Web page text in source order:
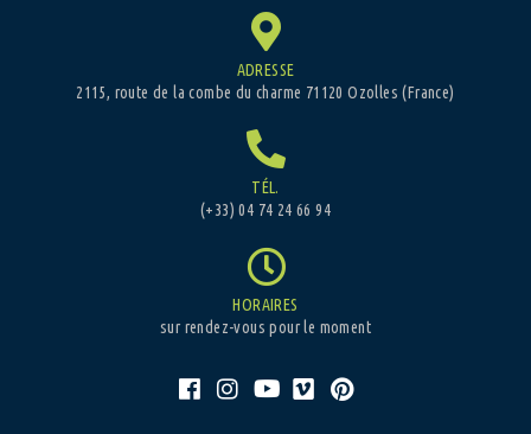
ADRESSE
2115, route de la combe du charme 71120 Ozolles (France)
TÉL.
(+33) 04 74 24 66 94
HORAIRES
sur rendez-vous pour le moment